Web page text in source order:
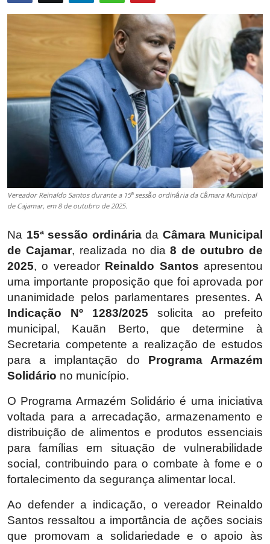
Vereador Reinaldo Santos durante a 15ª sessão ordinária da Câmara Municipal
de Cajamar, em 8 de outubro de 2025.
Na 15ª sessão ordináriada Câmara Municipal
de Cajamar, realizada no dia8 de outubro de
2025, o vereador Reinaldo Santos apresentou
uma importante proposição que foi aprovada por
unanimidade pelos parlamentares presentes. A
Indicação Nº 1283/2025 solicita ao prefeito
municipal, Kauãn Berto, que determine à
Secretaria competente a realização de estudos
para a implantação do Programa Armazém
Solidário no município.
O Programa Armazém Solidário é uma iniciativa
voltada para a arrecadação, armazenamento e
distribuição de alimentos e produtos essenciais
para famílias em situação de vulnerabilidade
social, contribuindo para o combate à fome e o
fortalecimento da segurança alimentar local.
Ao defender a indicação, o vereador Reinaldo
Santos ressaltou a importância de ações sociais
que promovam a solidariedade e o apoio às